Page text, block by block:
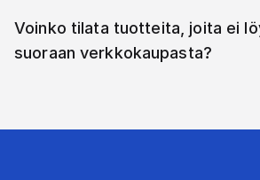
Voinko tilata tuotteita, joita ei
suoraan verkkokaupasta?